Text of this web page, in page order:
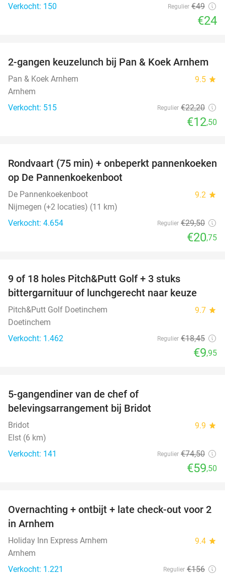
Verkocht: 150
Regulier €49
€24
44%
2-gangen keuzelunch bij Pan & Koek Arnhem
Pan & Koek Arnhem 9.5 star
Arnhem
Verkocht: 515
Regulier €22,20
€12,50
30%
Rondvaart (75 min) + onbeperkt pannenkoeken
op De Pannenkoekenboot
De Pannenkoekenboot 9.2 star
Nijmegen (+2 locaties) (11 km)
Verkocht: 4.654
Regulier €29,50
€20,75
9 of 18 holes Pitch&Putt Golf + 3 stuks
bittergarnituur of lunchgerecht naar keuze
Pitch&Putt Golf Doetinchem 9.7 star
Doetinchem
Verkocht: 1.462
Regulier €18,45
€9,95
5-gangendiner van de chef of
belevingsarrangement bij Bridot
Bridot 9.9 star
Elst (6 km)
Verkocht: 141
Regulier €74,50
€59,50
36%
Overnachting + ontbijt + late check-out voor 2
in Arnhem
Holiday Inn Express Arnhem 9.4 star
Arnhem
Verkocht: 1.221
Regulier €156